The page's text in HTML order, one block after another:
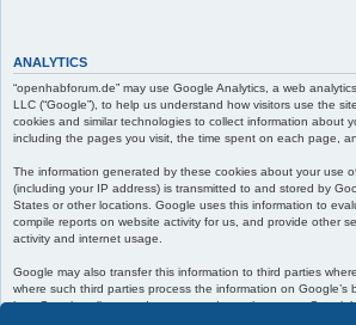
ANALYTICS
“openhabforum.de” may use Google Analytics, a web
LLC (“Google”), to help us understand how visitors use the
cookies and similar technologies to collect information about
including the pages you visit, the time spent on each page,
The information generated by these cookies about your use
(including your IP address) is transmitted to and stored by
States or other locations. Google uses this information to
compile reports on website activity for us, and provide other
activity and internet usage.
Google may also transfer this information to third parties
where such third parties process the information on Google’s
how Google collects and processes data, please see